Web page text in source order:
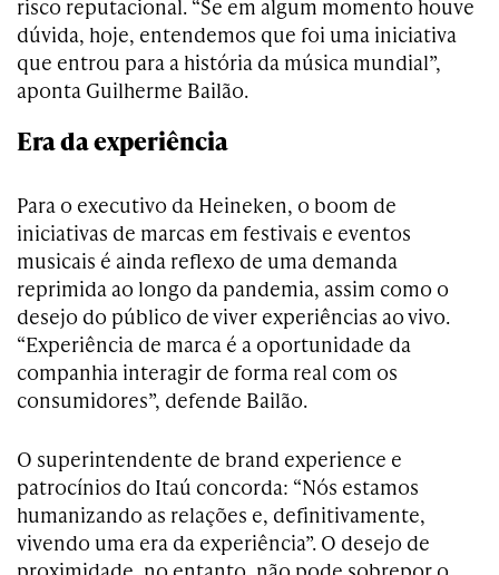
risco reputacional. “Se em algum momento houve
dúvida, hoje, entendemos que foi uma iniciativa
que entrou para a história da música mundial”,
aponta Guilherme Bailão.
Era da experiência
Para o executivo da Heineken, o boom de
iniciativas de marcas em festivais e eventos
musicais é ainda reflexo de uma demanda
reprimida ao longo da pandemia, assim como o
desejo do público de viver experiências ao vivo.
“Experiência de marca é a oportunidade da
companhia interagir de forma real com os
consumidores”, defende Bailão.
O superintendente de brand experience e
patrocínios do Itaú concorda: “Nós estamos
humanizando as relações e, definitivamente,
vivendo uma era da experiência”. O desejo de